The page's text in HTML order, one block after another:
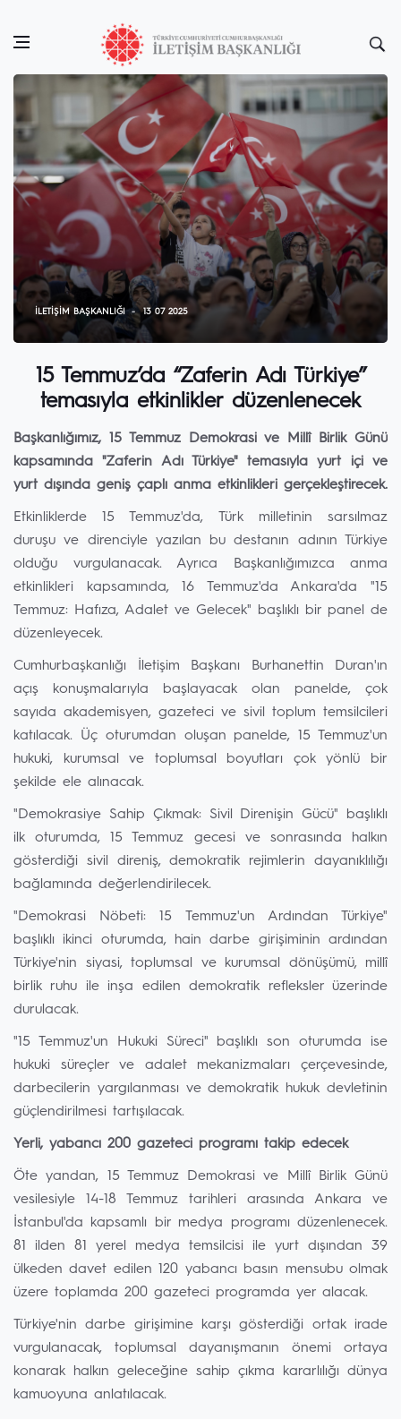
İLETIŞIM BAŞKANLIĞI 13 07 2025
15 Temmuz’da “Zaferin Adı Türkiye”
temasıyla etkinlikler düzenlenecek
Başkanlığımız, 15 Temmuz Demokrasi ve Millî Birlik Günü
kapsamında "Zaferin Adı Türkiye" temasıyla yurt içi ve
yurt dışında geniş çaplı anma etkinlikleri gerçekleştirecek.
Etkinliklerde 15 Temmuz'da, Türk milletinin sarsılmaz
duruşu ve direnciyle yazılan bu destanın adının Türkiye
olduğu vurgulanacak. Ayrıca Başkanlığımızca anma
etkinlikleri kapsamında, 16 Temmuz'da Ankara'da "15
Temmuz: Hafıza, Adalet ve Gelecek" başlıklı bir panel de
düzenleyecek.
Cumhurbaşkanlığı İletişim Başkanı Burhanettin Duran'ın
açış konuşmalarıyla başlayacak olan panelde, çok
sayıda akademisyen, gazeteci ve sivil toplum temsilcileri
katılacak. Üç oturumdan oluşan panelde, 15 Temmuz'un
hukuki, kurumsal ve toplumsal boyutları çok yönlü bir
şekilde ele alınacak.
"Demokrasiye Sahip Çıkmak: Sivil Direnişin Gücü" başlıklı
ilk oturumda, 15 Temmuz gecesi ve sonrasında halkın
gösterdiği sivil direniş, demokratik rejimlerin dayanıklılığı
bağlamında değerlendirilecek.
"Demokrasi Nöbeti: 15 Temmuz'un Ardından Türkiye"
başlıklı ikinci oturumda, hain darbe girişiminin ardından
Türkiye'nin siyasi, toplumsal ve kurumsal dönüşümü, millî
birlik ruhu ile inşa edilen demokratik refleksler üzerinde
durulacak.
"15 Temmuz'un Hukuki Süreci" başlıklı son oturumda ise
hukuki süreçler ve adalet mekanizmaları çerçevesinde,
darbecilerin yargılanması ve demokratik hukuk devletinin
güçlendirilmesi tartışılacak.
Yerli, yabancı 200 gazeteci programı takip edecek
Öte yandan, 15 Temmuz Demokrasi ve Millî Birlik Günü
vesilesiyle 14-18 Temmuz tarihleri arasında Ankara ve
İstanbul'da kapsamlı bir medya programı düzenlenecek.
81 ilden 81 yerel medya temsilcisi ile yurt dışından 39
ülkeden davet edilen 120 yabancı basın mensubu olmak
üzere toplamda 200 gazeteci programda yer alacak.
Türkiye'nin darbe girişimine karşı gösterdiği ortak irade
vurgulanacak, toplumsal dayanışmanın önemi ortaya
konarak halkın geleceğine sahip çıkma kararlılığı dünya
kamuoyuna anlatılacak.